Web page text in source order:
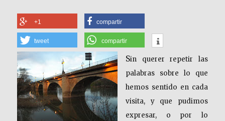
+1 compartir
tweet compartir
Sin querer repetir las
palabras sobre lo que
hemos sentido en cada
visita, y que pudimos
expresar, o por lo